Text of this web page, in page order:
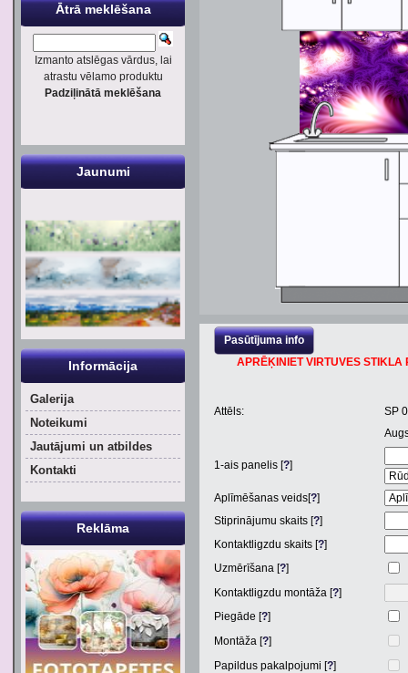
Pasūtījuma info
APRĒĶINIET VIRTUVES
Attēls:
SP
1-ais panelis [?]
Aplīmēšanas veids[?]
Stiprinājumu skaits [?]
Kontaktligzdu skaits [?]
Uzmērīšana [?]
Kontaktligzdu montāža [?]
Piegāde [?]
Montāža [?]
Papildus pakalpojumi [?]
Ātrā meklēšana
Izmanto atslēgas vārdus, lai
atrastu vēlamo produktu
Padziļinātā meklēšana
Jaunumi
Informācija
Galerija
Noteikumi
Jautājumi un atbildes
Kontakti
Reklāma